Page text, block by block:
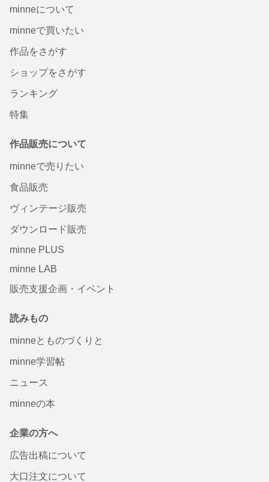
minneについて
minneで買いたい
作品をさがす
ショップをさがす
ランキング
特集
作品販売について
minneで売りたい
食品販売
ヴィンテージ販売
ダウンロード販売
minne PLUS
minne LAB
販売支援企画・イベント
読みもの
minneとものづくりと
minne学習帖
ニュース
minneの本
企業の方へ
広告出稿について
大口注文について